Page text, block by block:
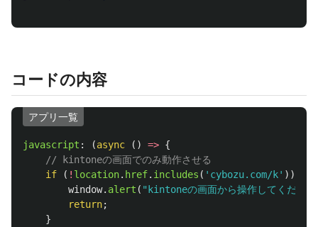
コードの内容
アプリ一覧
javascript : (async () => {
// kintoneの画面でのみ動作させる
if
( ! location. href. includes ( ' cybozu.com/k' ))
window. alert ( " kintoneの画面から操作してください
return;
}